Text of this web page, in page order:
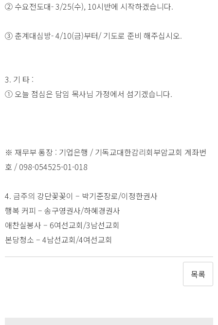
② 수요전도대- 3/25(수), 10시반에 시작하겠습니다.
③ 춘계대심방- 4/10(금)부터/ 기도로 준비 해주십시오.
3. 기 타 :
① 오늘 점심은 담임 목사님 가정에서 섬기겠습니다.
※ 재무부 통장 : 기업은행 / 기독교대한감리회부암교회 계좌번
호 / 098-054525-01-018
4. 금주의 강단꽃꽂이 – 박기준장로/이정한권사
행복 커피 – 송구영권사/하혜경권사
애찬실봉사 – 6여선교회/3남선교회
본당청소 – 4남선교회/4여선교회
목록